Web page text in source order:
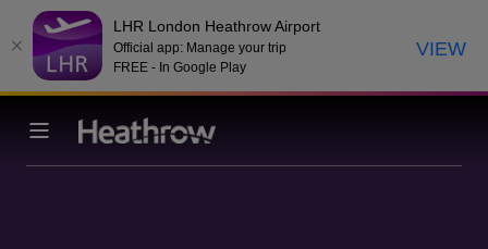
LHR London Heathrow Airport
Official app: Manage your trip
FREE - In Google Play
VIEW